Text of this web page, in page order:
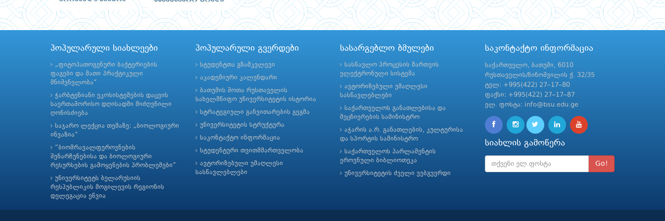
პოპულარული სიახლეები
„ფიტოპათოგენური ბაქტერიების
ფაგები და მათი პრაქტიკული
მნიშვნელობა“
ჭარბტენიანი ეკოსისტემების დაცვის
საერთაშორისო დღისადმი მიძღვნილი
ღონისძიება
საჯარო ლექცია თემაზე: „ბიოლოგიური
ინვაზია“
“ბიომრავალფეროვნების
შენარჩუნებისა და ბიოლოგიური
რესურსების გამოყენების პრობლემები”
უნივერსიტეტს ბელარუსიის
რესპუბლიკის მოგილევის რეგიონის
დელეგაცია ეწვია
პოპულარული გვერდები
სტუდენტთა გზამკვლევი
აკადემიური კალენდარი
ბათუმის შოთა რუსთაველის
სახელმწიფო უნივერსიტეტის ისტორია
სტრატეგიული განვითარების გეგმა
უნივერსიტეტის სტრუქტურა
საკონტაქტო ინფორმაცია
სტუდენტური თვითმმართველობა
ავტორიზებული უმაღლესი
სასწავლებლები
სასარგებლო ბმულები
სასწავლო პროცესის მართვის
ელექტრონული სისტემა
ავტორიზებული უმაღლესი
სასწავლებლები
საქართველოს განათლებისა და
მეცნიერების სამინისტრო
აჭარის ა.რ. განათლების, კულტურისა
და სპორტის სამინისტრო
საქართველოს პარლამენტის
ეროვნული ბიბლიოთეკა
უნივერსიტეტის ძველი ვებგვერდი
საკონტაქტო ინფორმაცია
საქართველო, ბათუმი, 6010
რუსთაველის/ნინოშვილის ქ. 32/35
ტელ: +995(422) 27–17–80
ფაქსი: +995(422) 27–17–87
ელ. ფოსტა: info@bsu.edu.ge
სიახლის გამოწერა
Go!